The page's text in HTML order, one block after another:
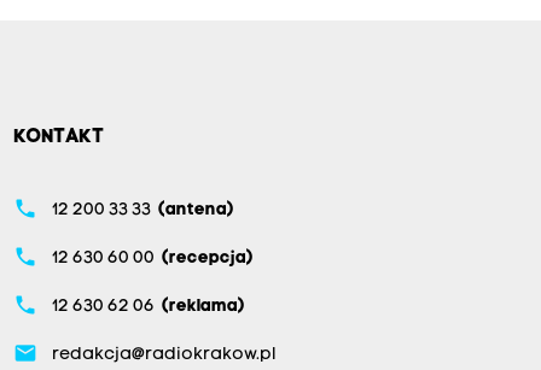
KONTAKT
phone 12 200 33 33 (antena)
phone 12 630 60 00 (recepcja)
phone 12 630 62 06 (reklama)
email redakcja@radiokrakow.pl